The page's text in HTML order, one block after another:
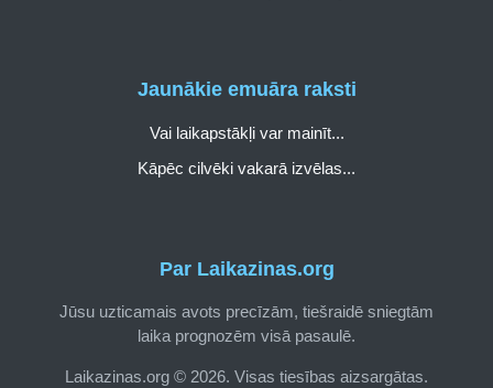
Par Laikazinas.org
Jūsu uzticamais avots precīzām, tiešraidē sniegtām
laika prognozēm visā pasaulē.
Laikazinas.org © 2026. Visas tiesības aizsargātas.
Jaunākie emuāra raksti
Vai laikapstākļi var mainīt...
Kāpēc cilvēki vakarā izvēlas...